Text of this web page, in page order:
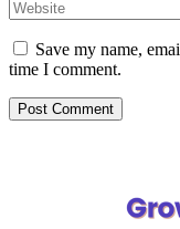
Save my name,
time I comment.